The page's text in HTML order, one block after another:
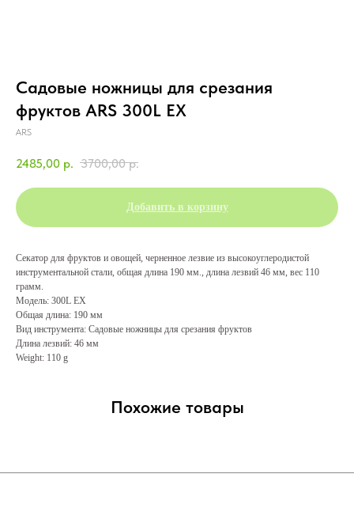
Садовые ножницы для срезания
фруктов ARS 300L EX
ARS
2485,00 р. 3700,00 р.
Добавить в корзину
Секатор для фруктов и овощей, черненное лезвие из высокоуглеродистой
инструментальной стали, общая длина 190 мм., длина лезвий 46 мм, вес 110
грамм.
Модель: 300L EX
Общая длина: 190 мм
Вид инструмента: Садовые ножницы для срезания фруктов
Длина лезвий: 46 мм
Weight: 110 g
Похожие товары